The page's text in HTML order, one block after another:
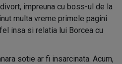
impreuna cu boss-ul de la
multa vreme primele pagini
insa si relatia lui Borcea cu
sotie ar fi insarcinata. Acum,